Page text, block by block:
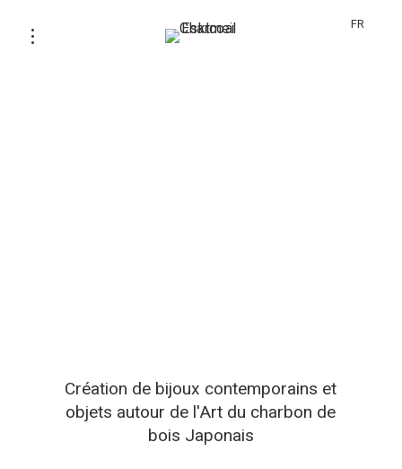
FR
Création de bijoux contemporains et
objets autour de l'Art du charbon de
bois Japonais